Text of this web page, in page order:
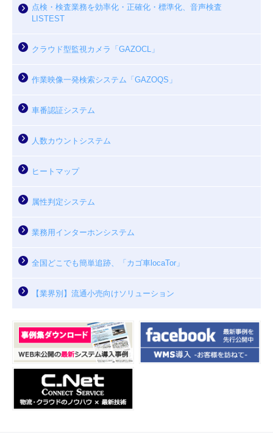
点検・検査業務を効率化・正確化・標準化、音声検査
LISTEST
クラウド型監視カメラ「GAZOCL」
作業映像一発検索システム「GAZOQS」
車番認証システム
人数カウントシステム
ヒートマップ
属性判定システム
業務用インターホンシステム
全国どこでも簡単追跡、「カゴ車locaTor」
【業界別】流通小売向けソリューション